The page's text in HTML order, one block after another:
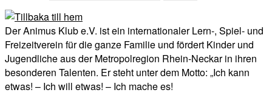
Der Animus Klub e.V. ist ein internationaler Lern-, Spiel- und
Freizeitverein für die ganze Familie und fördert Kinder und
Jugendliche aus der Metropolregion Rhein-Neckar in ihren
besonderen Talenten. Er steht unter dem Motto: „Ich kann
etwas! – Ich will etwas! – Ich mache es!